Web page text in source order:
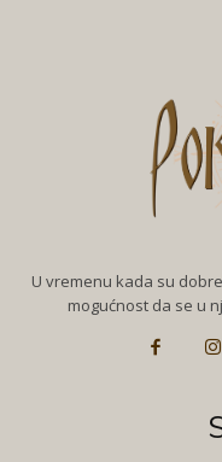
U vremenu kada su
mogućnost da se u